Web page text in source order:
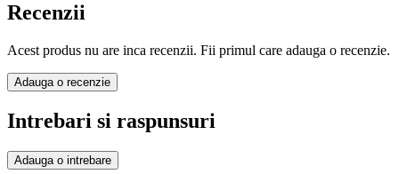
Recenzii
Acest produs nu are inca recenzii. Fii primul care adauga o recenzie.
Adauga o recenzie
Intrebari si raspunsuri
Adauga o intrebare